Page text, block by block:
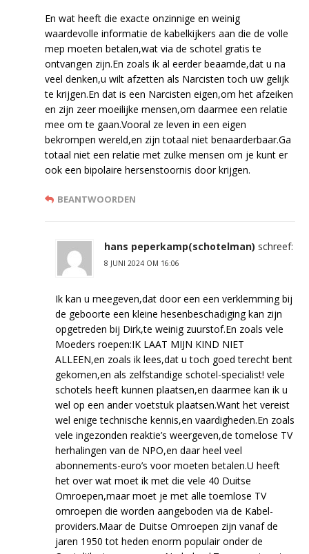
En wat heeft die exacte onzinnige en weinig
waardevolle informatie de kabelkijkers aan die de volle
mep moeten betalen,wat via de schotel gratis te
ontvangen zijn.En zoals ik al eerder beaamde,dat u na
veel denken,u wilt afzetten als Narcisten toch uw gelijk
te krijgen.En dat is een Narcisten eigen,om het afzeiken
en zijn zeer moeilijke mensen,om daarmee een relatie
mee om te gaan.Vooral ze leven in een eigen
bekrompen wereld,en zijn totaal niet benaarderbaar.Ga
totaal niet een relatie met zulke mensen om je kunt er
ook een bipolaire hersenstoornis door krijgen.
BEANTWOORDEN
hans peperkamp(schotelman) schreef:
8 JUNI 2024 OM 16:06
Ik kan u meegeven,dat door een een verklemming bij
de geboorte een kleine hesenbeschadiging kan zijn
opgetreden bij Dirk,te weinig zuurstof.En zoals vele
Moeders roepen:IK LAAT MIJN KIND NIET
ALLEEN,en zoals ik lees,dat u toch goed terecht bent
gekomen,en als zelfstandige schotel-specialist! vele
schotels heeft kunnen plaatsen,en daarmee kan ik u
wel op een ander voetstuk plaatsen.Want het vereist
wel enige technische kennis,en vaardigheden.En zoals
vele ingezonden reaktie’s weergeven,de tomelose TV
herhalingen van de NPO,en daar heel veel
abonnements-euro’s voor moeten betalen.U heeft
het over wat moet ik met die vele 40 Duitse
Omroepen,maar moet je met alle toemlose TV
omroepen die worden aangeboden via de Kabel-
providers.Maar de Duitse Omroepen zijn vanaf de
jaren 1950 tot heden enorm populair onder de